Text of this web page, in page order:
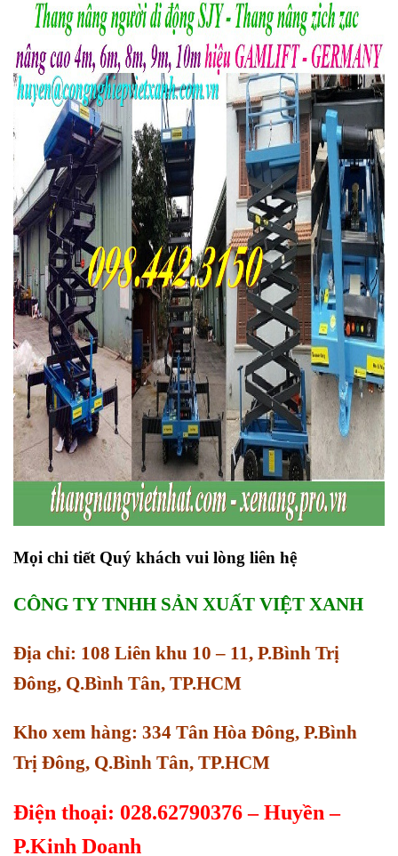
Mọi chi tiết Quý khách vui lòng liên hệ
CÔNG TY TNHH SẢN XUẤT VIỆT XANH
Địa chỉ: 108 Liên khu 10 – 11, P.Bình Trị
Đông, Q.Bình Tân, TP.HCM
Kho xem hàng: 334 Tân Hòa Đông, P.Bình
Trị Đông, Q.Bình Tân, TP.HCM
Điện thoại: 028.62790376 – Huyền –
P.Kinh Doanh